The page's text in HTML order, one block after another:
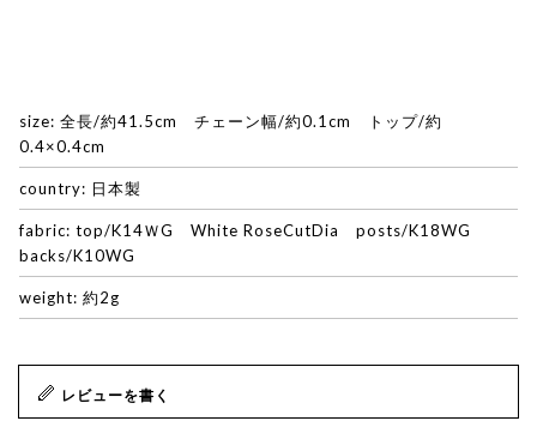
size: 全長/約41.5cm チェーン幅/約0.1cm トップ/約
0.4×0.4cm
country: 日本製
fabric: top/K14ＷG White RoseCutDia posts/K18WG
backs/K10WG
weight: 約2g
レビューを書く